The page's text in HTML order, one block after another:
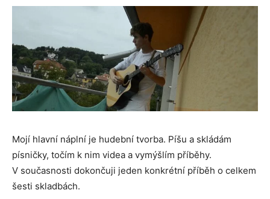
Mojí hlavní náplní je hudební tvorba. Píšu a skládám
písničky, točím k nim videa a vymýšlím příběhy.
V současnosti dokončuji jeden konkrétní příběh o celkem
šesti skladbách.